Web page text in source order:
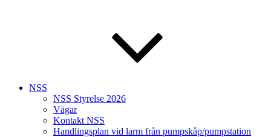
NSS
NSS Styrelse 2026
Vägar
Kontakt NSS
Handlingsplan vid larm från pumpskåp/pumpstation